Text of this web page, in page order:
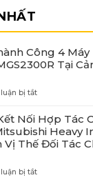
Công 4
Tại
bị tắtở
Giao
Thành
Công
4
Phát
Nối Hợp Tác
Heavy
Thế Đối Tác
bị tắtở